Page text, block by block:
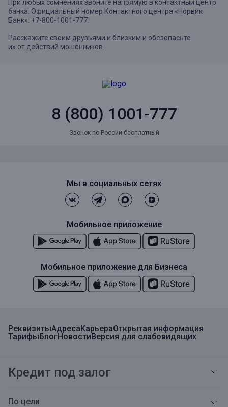
При любых сомнениях звоните напрямую в контактный центр
банка. Официальный номер Контактного центра «Норвик
Банк»: +7-800-1001-777.
Расскажите своим друзьями и близким и обезопасьте
их от действий мошенников.
8 (800) 1001-777
Звонок по России бесплатный
РеквизитыАдресаКарьераОткрытая информация
ТарифыБлогНовостиВерсия для слабовидящих
Кредит под залог
По цели
Мы в социальных сетях
Мобильное приложение
Мобильное приложение для Бизнеса